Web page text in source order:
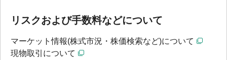
リスクおよび手数料などについて
マーケット情報(株式市況・株価検索など)について
現物取引について